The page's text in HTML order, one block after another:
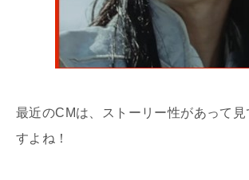
最近のCMは、ストーリー性があって
すよね！